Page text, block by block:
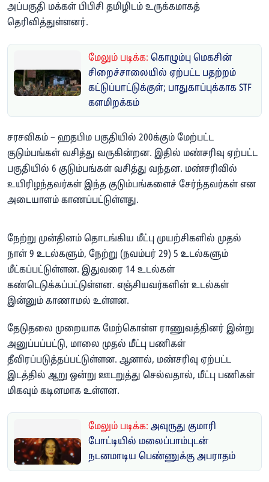
அப்பகுதி மக்கள் பிபிசி தமிழிடம் உருக்கமாகத்
தெரிவித்துள்ளனர்.
மேலும் படிக்க: கொழும்பு மெகசின்
சிறைச்சாலையில் ஏற்பட்ட பதற்றம்
கட்டுப்பாட்டுக்குள்; பாதுகாப்புக்காக STF
களமிறக்கம்
சரசவிகம் – ஹதபிம பகுதியில் 200க்கும் மேற்பட்ட
குடும்பங்கள் வசித்து வருகின்றன. இதில் மண்சரிவு ஏற்பட்ட
பகுதியில் 6 குடும்பங்கள் வசித்து வந்தன. மண்சரிவில்
உயிரிழந்தவர்கள் இந்த குடும்பங்களைச் சேர்ந்தவர்கள் என
அடையாளம் காணப்பட்டுள்ளது.
நேற்று முன்தினம் தொடங்கிய மீட்பு முயற்சிகளில் முதல்
நாள் 9 உடல்களும், நேற்று (நவம்பர் 29) 5 உடல்களும்
மீட்கப்பட்டுள்ளன. இதுவரை 14 உடல்கள்
கண்டெடுக்கப்பட்டுள்ளன. எஞ்சியவர்களின் உடல்கள்
இன்னும் காணாமல் உள்ளன.
தேடுதலை முறையாக மேற்கொள்ள ராணுவத்தினர் இன்று
அனுப்பப்பட்டு, மாலை முதல் மீட்பு பணிகள்
தீவிரப்படுத்தப்பட்டுள்ளன. ஆனால், மண்சரிவு ஏற்பட்ட
இடத்தில் ஆறு ஒன்று ஊடறுத்து செல்வதால், மீட்பு பணிகள்
மிகவும் கடினமாக உள்ளன.
மேலும் படிக்க: அவுருது குமாரி
போட்டியில் மலைப்பாம்புடன்
நடனமாடிய பெண்ணுக்கு அபராதம்